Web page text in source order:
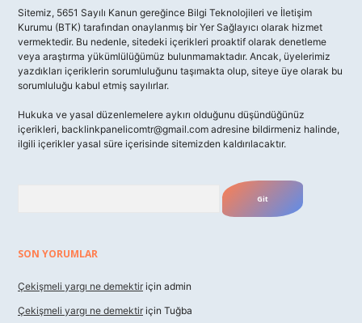
Sitemiz, 5651 Sayılı Kanun gereğince Bilgi Teknolojileri ve İletişim
Kurumu (BTK) tarafından onaylanmış bir Yer Sağlayıcı olarak hizmet
vermektedir. Bu nedenle, sitedeki içerikleri proaktif olarak denetleme
veya araştırma yükümlülüğümüz bulunmamaktadır. Ancak, üyelerimiz
yazdıkları içeriklerin sorumluluğunu taşımakta olup, siteye üye olarak bu
sorumluluğu kabul etmiş sayılırlar.
Hukuka ve yasal düzenlemelere aykırı olduğunu düşündüğünüz
içerikleri, backlinkpanelicomtr@gmail.com adresine bildirmeniz halinde,
ilgili içerikler yasal süre içerisinde sitemizden kaldırılacaktır.
SON YORUMLAR
Çekişmeli yargı ne demektir için admin
Çekişmeli yargı ne demektir için Tuğba